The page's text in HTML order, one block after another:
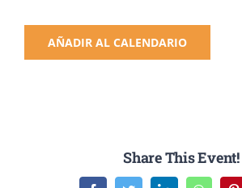
AÑADIR AL CALENDARIO
Share This Event!